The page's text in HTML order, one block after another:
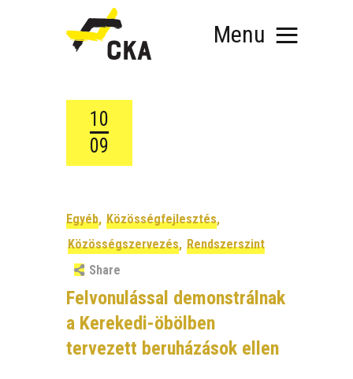
Menu
RÓLUNK
MIT SZERVEZÜNK?
TÁMOGATÁS
TUDÁSTÁR
HÍREINK
10
09
Egyéb, Közösségfejlesztés,
Közösségszervezés, Rendszerszint
Share
Felvonulással demonstrálnak
a Kerekedi-öbölben
tervezett beruházások ellen